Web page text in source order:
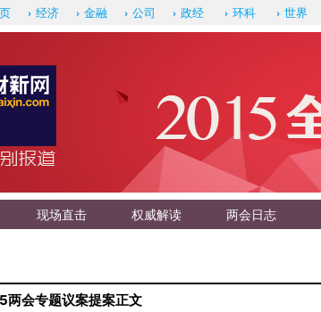
经济 金融 公司 政经 环科 世界
现场直击 权威解读 两会日志
两会专题议案提案正文